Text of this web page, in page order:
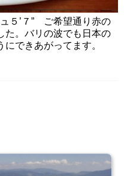
５’７” ご希望通り赤の
た。バリの波でも日本の
できあがってます。